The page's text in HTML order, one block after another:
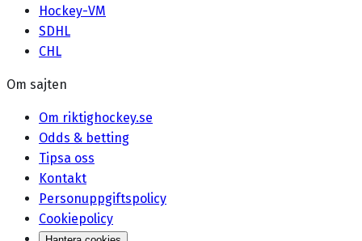
Hockey-VM
SDHL
CHL
Om sajten
Om riktighockey.se
Odds & betting
Tipsa oss
Kontakt
Personuppgiftspolicy
Cookiepolicy